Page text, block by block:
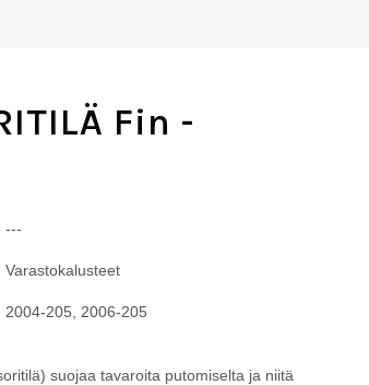
Fin -
---
Varastokalusteet
2004-205, 2006-205
suojaa tavaroita putomiselta ja niitä